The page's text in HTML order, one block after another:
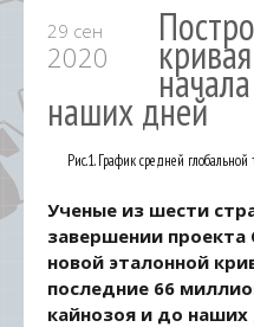
29 сен
2020
наших дней
Рис.1. График средней
Ученые из шести
завершении проекта
новой эталонной
последние 66
кайнозоя и до